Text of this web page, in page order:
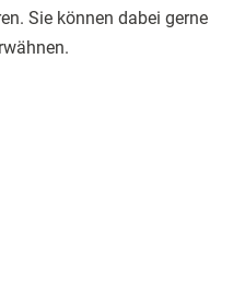
Sie können dabei gerne